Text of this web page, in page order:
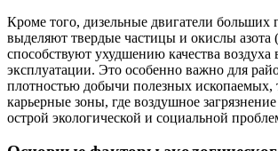
Кроме того, дизельные двигатели больших
выделяют твердые частицы и окислы азота
способствуют ухудшению качества воздуха
эксплуатации. Это особенно важно для
плотностью добычи полезных ископаемых,
карьерные зоны, где воздушное
острой экологической и социальной